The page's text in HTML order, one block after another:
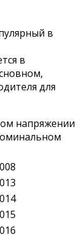
в
в
для
напряжении